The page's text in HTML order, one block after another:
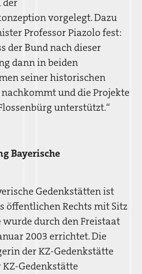
vorgelegt. Dazu
Professor Piazolo fest:
der Bund nach dieser
dann in beiden
seiner historischen
und die Projekte
unterstützt.“
Bayerische
Gedenkstätten ist
öffentlichen Rechts mit Sitz
wurde durch den Freistaat
2003 errichtet. Die
der KZ-Gedenkstätte
Gedenkstätte